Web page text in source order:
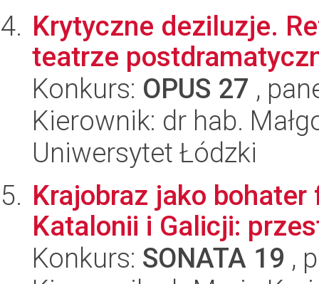
Krytyczne deziluzje.
teatrze
Konkurs: OPUS 27 ,
Kierownik: dr hab.
Uniwersytet Łódzki
Krajobraz jako
Katalonii i Galicji:
Konkurs: SONATA 19 ,